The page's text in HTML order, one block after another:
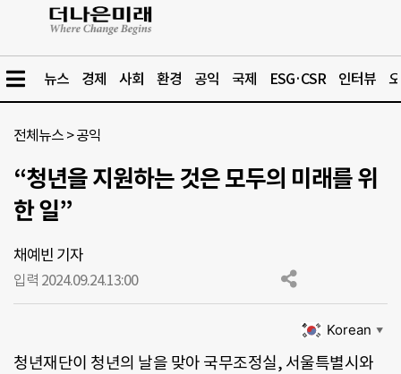
뉴스 경제 사회 환경 공익 국제 ESG·CSR 인터뷰
전체뉴스 >공익
“청년을 지원하는 것은 모두의 미래를 위
한 일”
채예빈 기자
입력 2024.09.24.13:00
Korean ▼
청년재단이 청년의 날을 맞아 국무조정실, 서울특별시와